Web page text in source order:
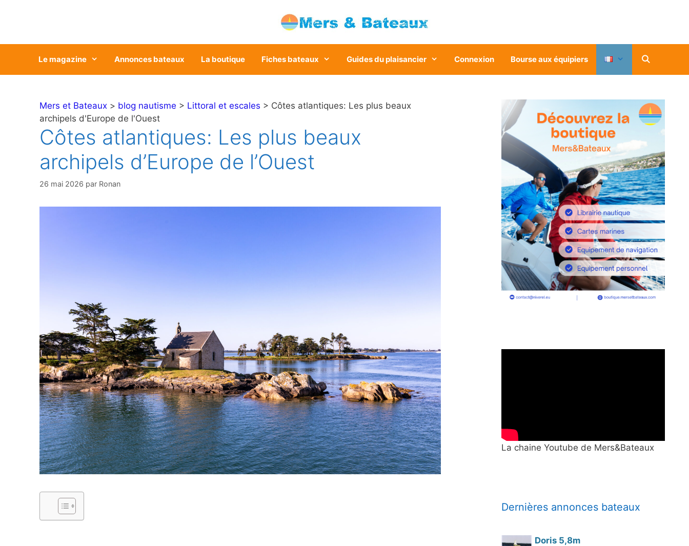
Le magazine Annonces bateaux La boutique Fiches bateaux Guides du plaisancier Connexion Bourse aux équipiers
Mers et Bateaux > blog nautisme > Littoral et escales > Côtes atlantiques: Les plus beaux
archipels d'Europe de l'Ouest
Côtes atlantiques: Les plus beaux
archipels d’Europe de l’Ouest
26 mai 2026 par Ronan
La chaine Youtube de Mers&Bateaux
Dernières annonces bateaux
Doris 5,8m